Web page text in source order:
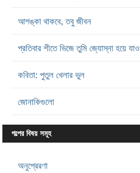
আশঙ্কা থাকবে, তবু জীবন
প্রতিবার শীতে ভিজে তুমি জ্যোস্না হয়ে যাও
কবিতা: পুতুল খেলার ভুল
জোনাকিগুলো
গল্পের বিষয় সমূহ
অনুপ্রেরণা